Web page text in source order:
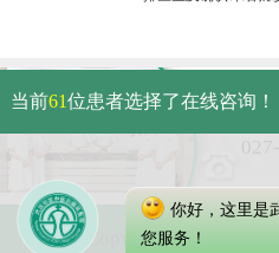
武
免
Copyright 2023 武汉
当前61位患者选择了在线咨询！
你好，这里是
您服务！